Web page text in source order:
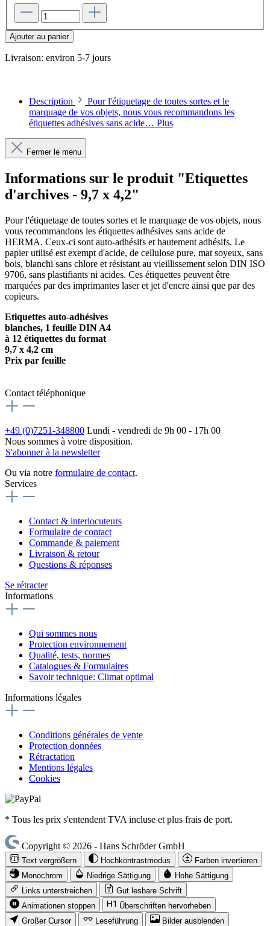
Ajouter au panier
Livraison: environ 5-7 jours
Description
Pour l'étiquetage de toutes sortes et le
marquage de vos objets, nous vous recommandons les
étiquettes adhésives sans acide… Plus
Fermer le menu
Informations sur le produit "Etiquettes
d'archives - 9,7 x 4,2"
Pour l'étiquetage de toutes sortes et le marquage de vos objets, nous
vous recommandons les étiquettes adhésives sans acide de
HERMA. Ceux-ci sont auto-adhésifs et hautement adhésifs. Le
papier utilisé est exempt d'acide, de cellulose pure, mat soyeux, sans
bois, blanchi sans chlore et résistant au vieillissement selon DIN ISO
9706, sans plastifiants ni acides. Ces étiquettes peuvent être
marquées par des imprimantes laser et jet d'encre ainsi que par des
copieurs.
Etiquettes auto-adhésives
blanches, 1 feuille DIN A4
à 12 étiquettes du format
9,7 x 4,2 cm
Prix par feuille
Contact téléphonique
+49 (0)7251-348800 Lundi - vendredi de 9h 00 - 17h 00
Nous sommes à votre disposition.
S'abonner à la newsletter
Ou via notre formulaire de contact.
Services
Contact & interlocuteurs
Formulaire de contact
Commande & paiement
Livraison & retour
Questions & réponses
Se rétracter
Informations
Qui sommes nous
Protection environnement
Qualité, tests, normes
Catalogues & Formulaires
Savoir technique: Climat optimal
Informations légales
Conditions générales de vente
Protection données
Rétractation
Mentions légales
Cookies
* Tous les prix s'entendent TVA incluse et plus frais de port.
Copyright © 2026 - Hans Schröder GmbH
Text vergrößern Hochkontrastmodus
Farben invertieren
Monochrom
Niedrige Sättigung
Hohe Sättigung
Links unterstreichen
Gut lesbare Schrift
Animationen stoppen
Überschriften hervorheben
Großer Cursor
Leseführung Bilder ausblenden